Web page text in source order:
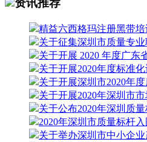
资讯推荐
精益六西格玛注册黑带培
关于征集深圳市质量专
关于开展 2020 年度广东
关于开展2020年度标准
关于开展深圳市2020年
关于开展2020年深圳市
关于公布2020年深圳质
2020年深圳市质量标杆入
关于举办深圳市中小企业